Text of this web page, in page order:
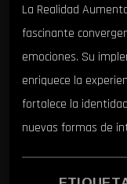
La Realidad
fascinante
emociones. Su
enriquece la
fortalece la
nuevas formas de